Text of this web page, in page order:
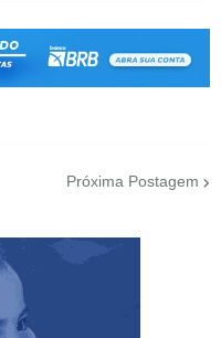
Próxima Postagem